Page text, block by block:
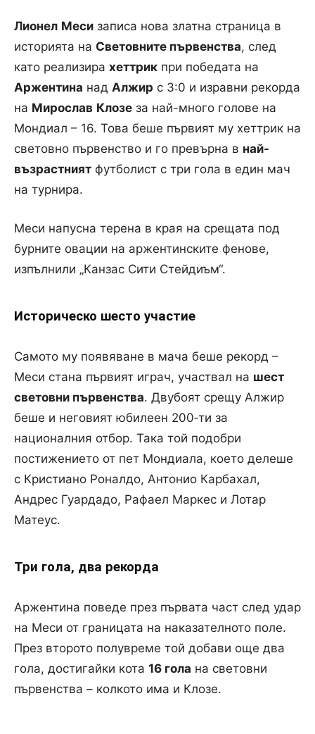
Лионел Меси записа нова златна страница в
историята на Световните първенства, след
като реализира хеттрик при победата на
Аржентина над Алжир с 3:0 и изравни рекорда
на Мирослав Клозе за най-много голове на
Мондиал – 16. Това беше първият му хеттрик на
световно първенство и го превърна в най-
възрастният футболист с три гола в един мач
на турнира.
Меси напусна терена в края на срещата под
бурните овации на аржентинските фенове,
изпълнили „Канзас Сити Стейдиъм“.
Историческо шесто участие
Самото му появяване в мача беше рекорд –
Меси стана първият играч, участвал на шест
световни първенства. Двубоят срещу Алжир
беше и неговият юбилеен 200‑ти за
националния отбор. Така той подобри
постижението от пет Мондиала, което делеше
с Кристиано Роналдо, Антонио Карбахал,
Андрес Гуардадо, Рафаел Маркес и Лотар
Матеус.
Три гола, два рекорда
Аржентина поведе през първата част след удар
на Меси от границата на наказателното поле.
През второто полувреме той добави още два
гола, достигайки кота 16 гола на световни
първенства – колкото има и Клозе.